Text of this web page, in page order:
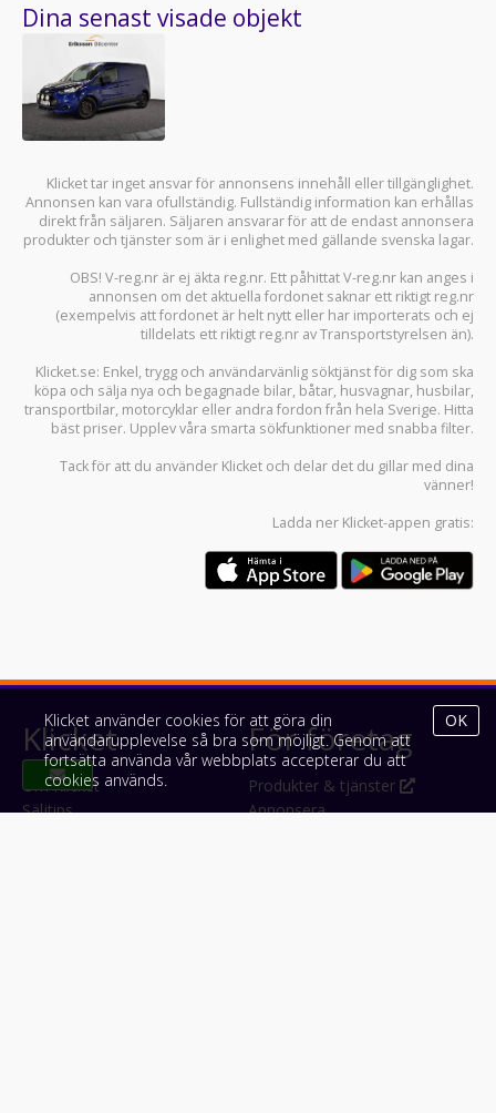
Dina senast visade objekt
Klicket tar inget ansvar för annonsens innehåll eller tillgänglighet.
Annonsen kan vara ofullständig. Fullständig information kan erhållas
direkt från säljaren. Säljaren ansvarar för att de endast annonsera
produkter och tjänster som är i enlighet med gällande svenska lagar.
OBS! V-reg.nr är ej äkta reg.nr. Ett påhittat V-reg.nr kan anges i
annonsen om det aktuella fordonet saknar ett riktigt reg.nr
(exempelvis att fordonet är helt nytt eller har importerats och ej
tilldelats ett riktigt reg.nr av Transportstyrelsen än).
Klicket.se: Enkel, trygg och användarvänlig söktjänst för dig som ska
köpa och sälja nya och begagnade bilar, båtar, husvagnar, husbilar,
transportbilar, motorcyklar eller andra fordon från hela Sverige. Hitta
bäst priser. Upplev våra smarta sökfunktioner med snabba filter.
Tack för att du använder Klicket och delar det du gillar med dina
vänner!
Ladda ner Klicket-appen gratis:
Klicket
Om Klicket
Säljtips
För företag
Produkter & tjänster
Annonsera
Klicket använder cookies för att göra din
användarupplevelse så bra som möjligt. Genom att
fortsätta använda vår webbplats accepterar du att
cookies används.
OK